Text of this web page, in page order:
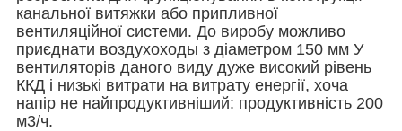
канальної витяжки або припливної
вентиляційної системи. До виробу можливо
приєднати воздухоходы з діаметром 150 мм У
вентиляторів даного виду дуже високий рівень
ККД і низькі витрати на витрату енергії, хоча
напір не найпродуктивніший: продуктивність 200
м3/ч.